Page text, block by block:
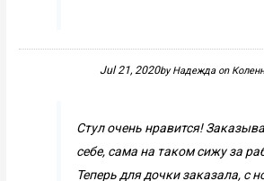
Jul 21, 2020byНадеждаon
Стул очень нравится!
себе, сама на таком сижу за
Теперь для дочки заказала, с